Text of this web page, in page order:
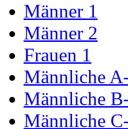
Männer 1
Männer 2
Frauen 1
Männliche
Männliche
Männliche